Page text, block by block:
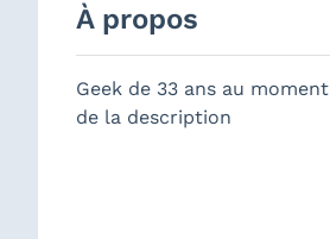
À propos
Geek de 33 ans au moment
de la description